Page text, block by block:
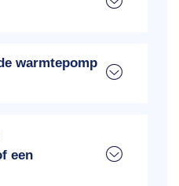
warmtepomp
een